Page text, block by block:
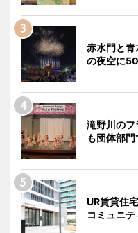
赤水門と
の夜空に
滝野川の
も団体部
UR賃貸住
コミュニ